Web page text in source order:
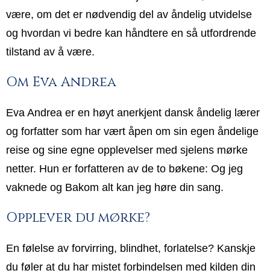
være, om det er nødvendig del av åndelig utvidelse
og hvordan vi bedre kan håndtere en så utfordrende
tilstand av å være.
Om Eva Andrea
Eva Andrea er en høyt anerkjent dansk åndelig lærer
og forfatter som har vært åpen om sin egen åndelige
reise og sine egne opplevelser med sjelens mørke
netter. Hun er forfatteren av de to bøkene: Og jeg
vaknede og Bakom alt kan jeg høre din sang.
Opplever du mørke?
En følelse av forvirring, blindhet, forlatelse? Kanskje
du føler at du har mistet forbindelsen med kilden din